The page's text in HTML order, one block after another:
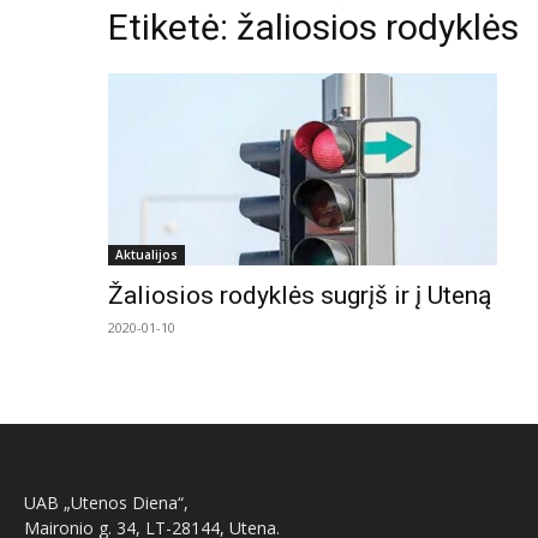
Etiketė: žaliosios rodyklės
Aktualijos
Žaliosios rodyklės sugrįš ir į Uteną
2020-01-10
UAB „Utenos Diena“,
Maironio g. 34, LT-28144, Utena.